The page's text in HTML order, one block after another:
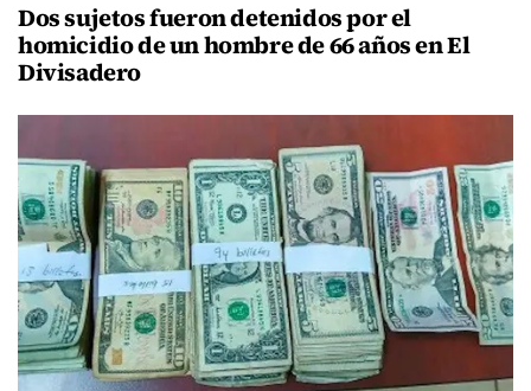
Dos sujetos fueron detenidos por el
homicidio de un hombre de 66 años en El
Divisadero